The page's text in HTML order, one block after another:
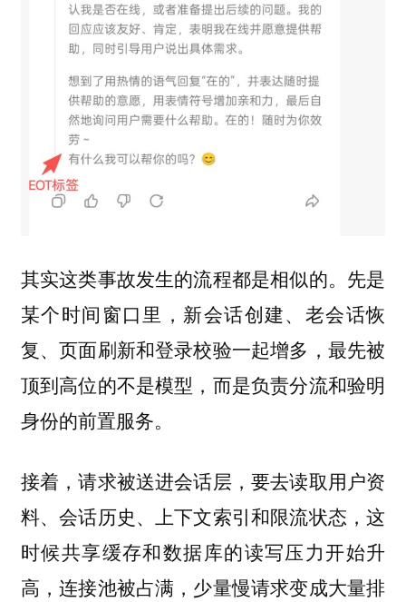
其实这类事故发生的流程都是相似的。 先是
某个时间窗口里，新会话创建、老会话恢
复、页面刷新和登录校验一起增多，最先被
顶到高位的不是模型，而是负责分流和验明
身份的前置服务。
接着，请求被送进会话层，要去读取用户资
料、会话历史、上下文索引和限流状态，这
时候共享缓存和数据库的读写压力开始升
高，连接池被占满，少量慢请求变成大量排